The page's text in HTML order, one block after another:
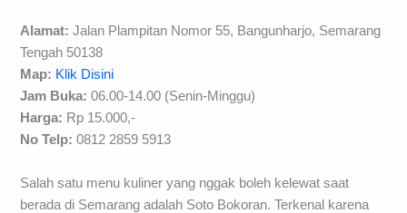
Alamat: Jalan Plampitan Nomor 55, Bangunharjo, Semarang
Tengah 50138
Map: Klik Disini
Jam Buka: 06.00-14.00 (Senin-Minggu)
Harga: Rp 15.000,-
No Telp: 0812 2859 5913
Salah satu menu kuliner yang nggak boleh kelewat saat
berada di Semarang adalah Soto Bokoran. Terkenal karena